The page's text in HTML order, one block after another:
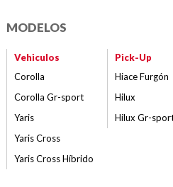
MODELOS
Vehiculos
Corolla
Corolla Gr-sport
Yaris
Yaris Cross
Yaris Cross Híbrido
Pick-Up
Hiace Furgón
Hilux
Hilux Gr-